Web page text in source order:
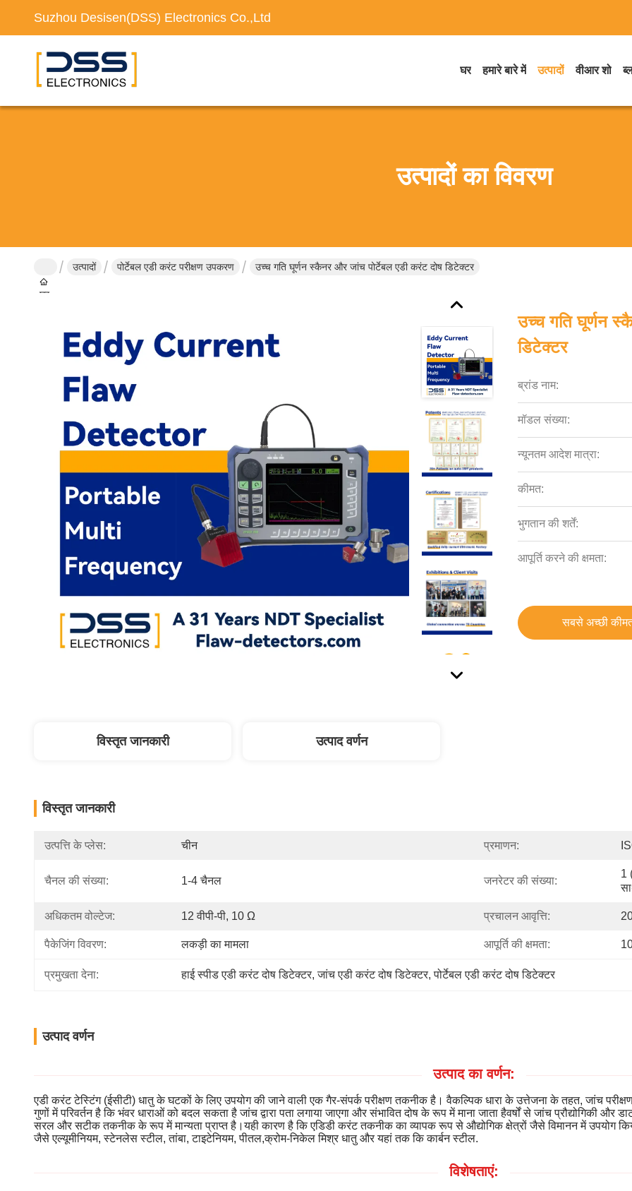
Suzhou Desisen(DSS) Electronics Co.,Ltd
घर हमारे बारे में उत्पादों वीआर शो
उत्पादों का विवरण
घर
उत्पादों पोर्टेबल एडी करंट परीक्षण उपकरण उच्च गति घूर्णन स्कैनर और जांच पोर्टेबल एडी करंट दोष डिटेक्टर
उच्च गति घूर्णन
डिटेक्टर
ब्रांड नाम:
मॉडल संख्या:
न्यूनतम आदेश मात्रा:
कीमत:
भुगतान की शर्तें:
आपूर्ति करने की क्षमता:
सबसे अच्छी
विस्तृत जानकारी उत्पाद वर्णन
विस्तृत जानकारी
उत्पत्ति के प्लेस: चीन प्रमाणन:
चैनल की संख्या: 1-4 चैनल जनरेटर की संख्या:
1
अधिकतम वोल्टेज: 12 वीपी-पी, 10 Ω प्रचालन आवृत्ति:
पैकेजिंग विवरण: लकड़ी का मामला आपूर्ति की क्षमता:
प्रमुखता देना: हाई स्पीड एडी करंट दोष डिटेक्टर, जांच एडी करंट दोष डिटेक्टर, पोर्टेबल एडी करंट दोष डिटेक्टर
उत्पाद वर्णन
उत्पाद का वर्णन:
एडी करंट टेस्टिंग (ईसीटी) धातु के घटकों के लिए उपयोग की जाने वाली एक गैर-संपर्क परीक्षण तकनीक है। वैकल्पिक धारा के उत्तेजना के तहत, जांच
गुणों में परिवर्तन है कि भंवर धाराओं को बदल सकता है जांच द्वारा पता लगाया जाएगा और संभावित दोष के रूप में माना जाता हैवर्षों से जांच प्रौद्योगिकी
सरल और सटीक तकनीक के रूप में मान्यता प्राप्त है।यही कारण है कि एडिडी करंट तकनीक का व्यापक रूप से औद्योगिक क्षेत्रों जैसे विमानन में उपयोग
जैसे एल्यूमीनियम, स्टेनलेस स्टील, तांबा, टाइटेनियम, पीतल,क्रोम-निकेल मिश्र धातु और यहां तक कि कार्बन स्टील.
विशेषताएं: